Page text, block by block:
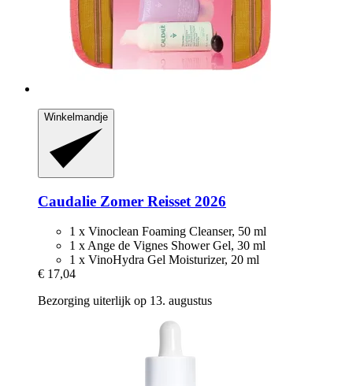
Winkelmandje
Caudalie Zomer Reisset 2026
1 x Vinoclean Foaming Cleanser, 50 ml
1 x Ange de Vignes Shower Gel, 30 ml
1 x VinoHydra Gel Moisturizer, 20 ml
€ 17,04
Bezorging uiterlijk op 13. augustus